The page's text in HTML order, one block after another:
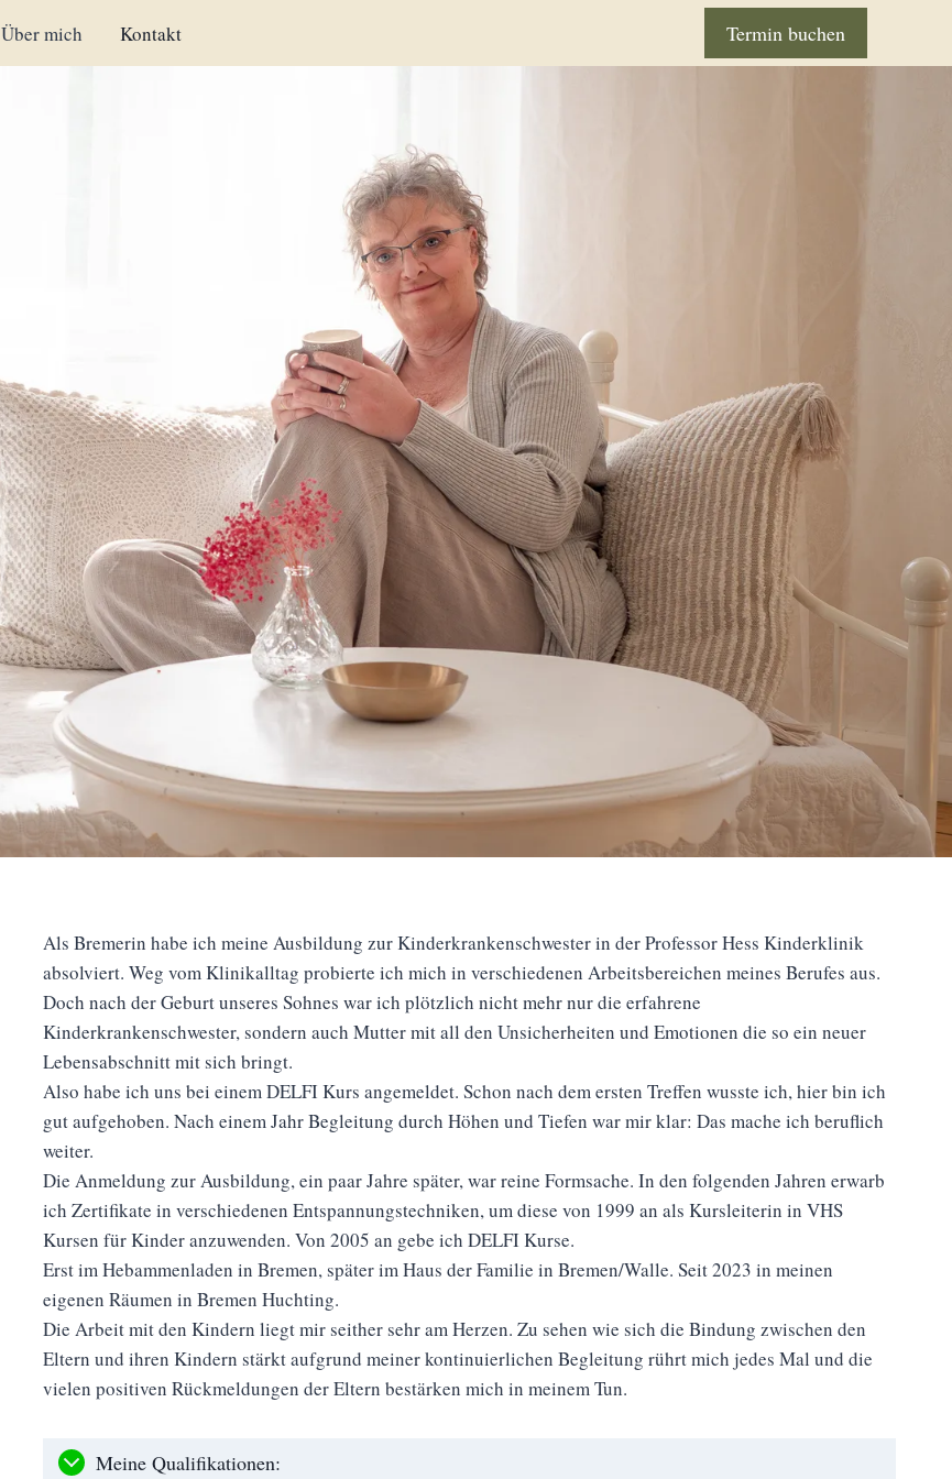
Über mich Kontakt Termin buchen
Als Bremerin habe ich meine Ausbildung zur Kinderkrankenschwester in der Professor Hess Kinderklinik
absolviert. Weg vom Klinikalltag probierte ich mich in verschiedenen Arbeitsbereichen meines Berufes aus.
Doch nach der Geburt unseres Sohnes war ich plötzlich nicht mehr nur die erfahrene
Kinderkrankenschwester, sondern auch Mutter mit all den Unsicherheiten und Emotionen die so ein neuer
Lebensabschnitt mit sich bringt.
Also habe ich uns bei einem DELFI Kurs angemeldet. Schon nach dem ersten Treffen wusste ich, hier bin ich
gut aufgehoben. Nach einem Jahr Begleitung durch Höhen und Tiefen war mir klar: Das mache ich beruflich
weiter.
Die Anmeldung zur Ausbildung, ein paar Jahre später, war reine Formsache. In den folgenden Jahren erwarb
ich Zertifikate in verschiedenen Entspannungstechniken, um diese von 1999 an als Kursleiterin in VHS
Kursen für Kinder anzuwenden. Von 2005 an gebe ich DELFI Kurse.
Erst im Hebammenladen in Bremen, später im Haus der Familie in Bremen/Walle. Seit 2023 in meinen
eigenen Räumen in Bremen Huchting.
Die Arbeit mit den Kindern liegt mir seither sehr am Herzen. Zu sehen wie sich die Bindung zwischen den
Eltern und ihren Kindern stärkt aufgrund meiner kontinuierlichen Begleitung rührt mich jedes Mal und die
vielen positiven Rückmeldungen der Eltern bestärken mich in meinem Tun.
Meine Qualifikationen: